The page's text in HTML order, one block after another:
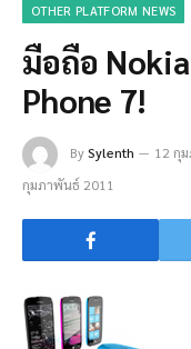
OTHER PLATFORM NEWS
มือถือ
Phone 7!
BySylenth 12 กุ
กุมภาพันธ์ 2011